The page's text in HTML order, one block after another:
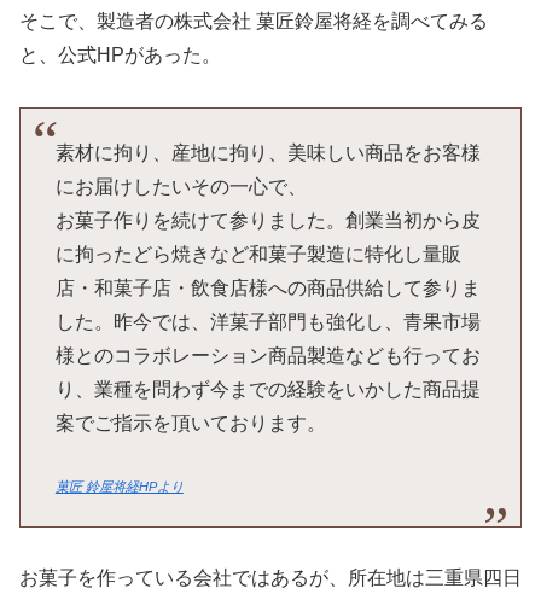
そこで、製造者の株式会社 菓匠鈴屋将経を調べてみる
と、公式HPがあった。
素材に拘り、産地に拘り、美味しい商品をお客様
にお届けしたいその一心で、
お菓子作りを続けて参りました。創業当初から皮
に拘ったどら焼きなど和菓子製造に特化し量販
店・和菓子店・飲食店様への商品供給して参りま
した。昨今では、洋菓子部門も強化し、青果市場
様とのコラボレーション商品製造なども行ってお
り、業種を問わず今までの経験をいかした商品提
案でご指示を頂いております。
菓匠 鈴屋将経HPより
お菓子を作っている会社ではあるが、所在地は三重県四日